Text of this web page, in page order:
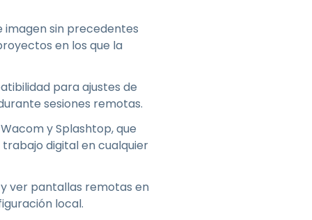
imagen sin precedentes
en los que la
para ajustes de
sesiones remotas.
y Splashtop, que
digital en cualquier
ver pantallas remotas en
local.